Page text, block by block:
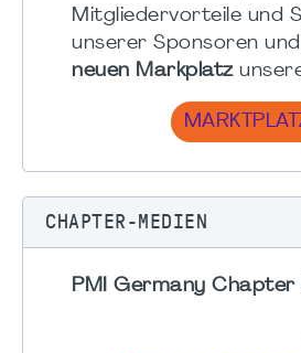
Mitgliedervorteile und
unserer Sponsoren
neuen Markplatz
CHAPTER-MEDIEN
PMI Germany Chapter